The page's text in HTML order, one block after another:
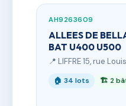
AH9263609
ALLEES DE
BAT U400 U500
📍 LIFFRE 15, rue
🏠 34 lots 🏗 2